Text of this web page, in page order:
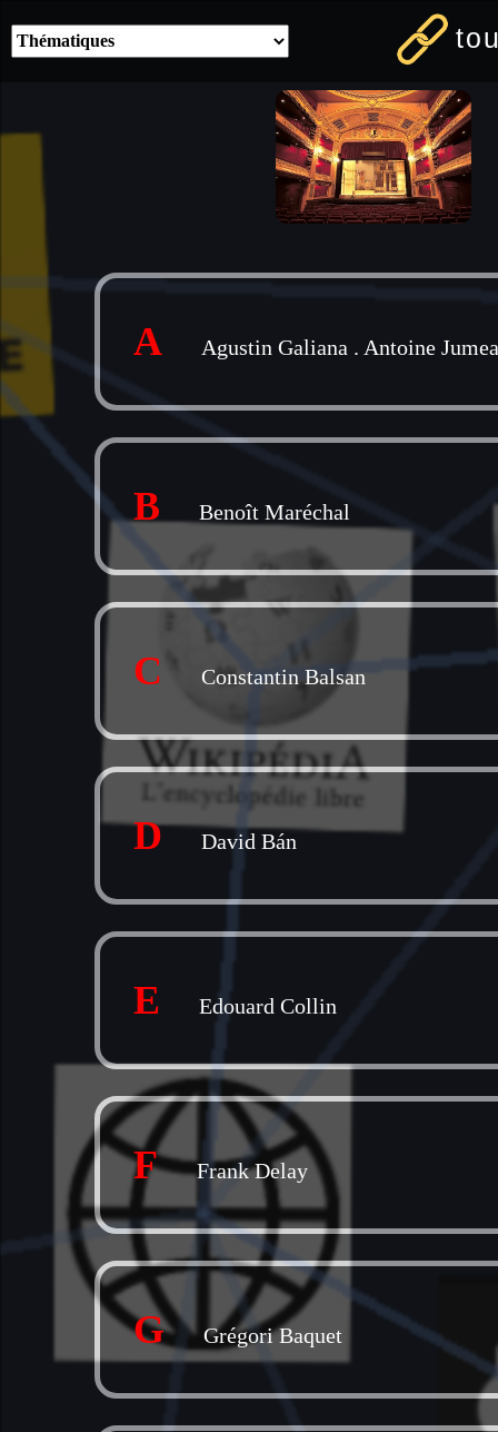
A Agustin Galiana . Antoine
B Benoît Maréchal
C Constantin Balsan
D David Bán
E Edouard Collin
F Frank Delay
G Grégori Baquet